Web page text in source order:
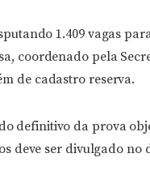
1.409 vagas
coordenado pela
de cadastro reserva.
definitivo da prova
deve ser divulgado no